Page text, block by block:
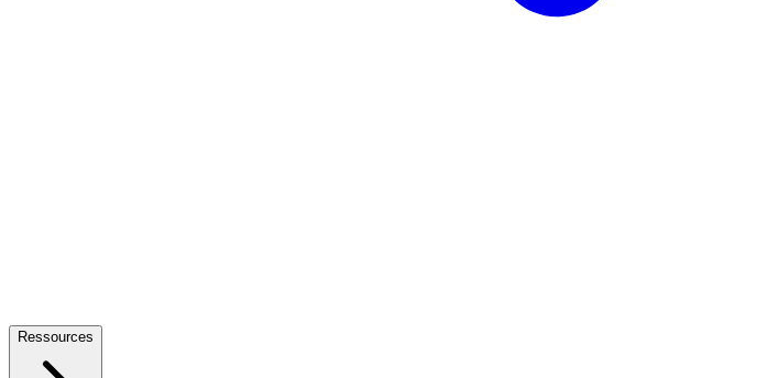
Ressources